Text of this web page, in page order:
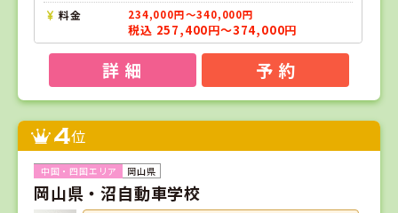
料金
234,000円～340,000円
税込 257,400円～374,000円
詳 細 予 約
4位
岡山県
岡山県・沼自動車学校